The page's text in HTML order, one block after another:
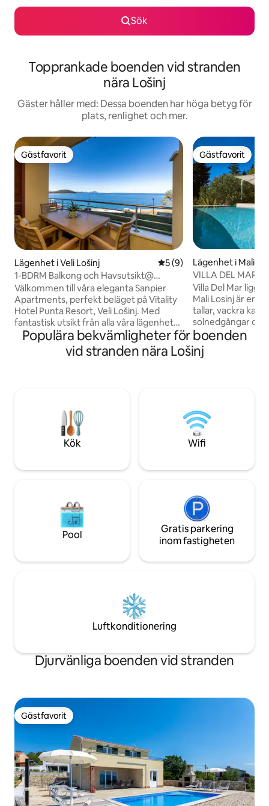
Sök
Topprankade boenden vid stranden
nära Lošinj
Gäster håller med: Dessa boenden har höga betyg för
plats, renlighet och mer.
Gästfavorit
Gästfavorit
Lägenhet i Veli Lošinj 5 av 5 i genomsnittligt
5 (9)
1-BDRM Balkong och Havsutsikt@
Sanpier Apartments
Välkommen till våra eleganta Sanpier
Apartments, perfekt beläget på Vitality
Hotel Punta Resort, Veli Lošinj. Med
fantastisk utsikt från alla våra lägenheter
kan du koppla av på balkongen och
under dagen, välja och upptäcka många
utomhus- och inomhusaktiviteter som
Resort inomhus- och utomhuspool. Vi
skulle vara tacksamma för att vara värd
för dig, ägaren Davorka och den virtuella
värden Ante.
Gästfavorit
Gästfavorit
Lägenhet i Mali
VILLA DEL MAR
Villa Del Mar
Mali Losinj är en
tallar, vackra
solnedgångar
Helt nya från
lägenheter med
uppvärmd pool
Superior eller
storleken på din
vacker och
Populära bekvämligheter för boenden
vid stranden nära Lošinj
Kök Wifi
Pool
Gratis parkering
inom fastigheten
Luftkonditionering
Djurvänliga boenden vid stranden
Gästfavorit
Gästfavorit